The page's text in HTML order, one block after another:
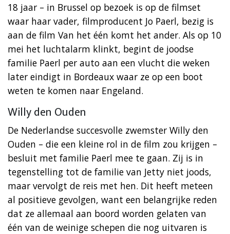
18 jaar – in Brussel op bezoek is op de filmset
waar haar vader, filmproducent Jo Paerl, bezig is
aan de film Van het één komt het ander. Als op 10
mei het luchtalarm klinkt, begint de joodse
familie Paerl per auto aan een vlucht die weken
later eindigt in Bordeaux waar ze op een boot
weten te komen naar Engeland.
Willy den Ouden
De Nederlandse succesvolle zwemster Willy den
Ouden – die een kleine rol in de film zou krijgen –
besluit met familie Paerl mee te gaan. Zij is in
tegenstelling tot de familie van Jetty niet joods,
maar vervolgt de reis met hen. Dit heeft meteen
al positieve gevolgen, want een belangrijke reden
dat ze allemaal aan boord worden gelaten van
één van de weinige schepen die nog uitvaren is